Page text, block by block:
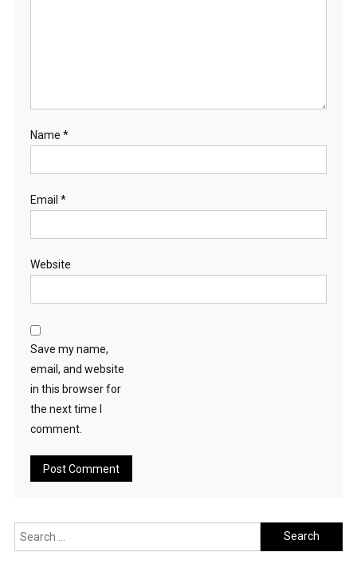
Name *
Email *
Website
Save my name,
email, and website
in this browser for
the next time I
comment.
Search
for: